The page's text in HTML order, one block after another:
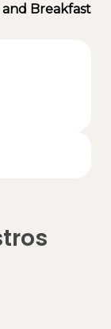
Breakfast